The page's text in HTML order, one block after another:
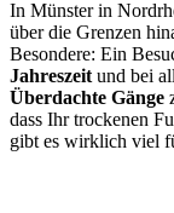
In Münster in
über die Grenzen
Besondere: Ein
Jahreszeit und bei
Überdachte Gänge
dass Ihr trockenen
gibt es wirklich viel